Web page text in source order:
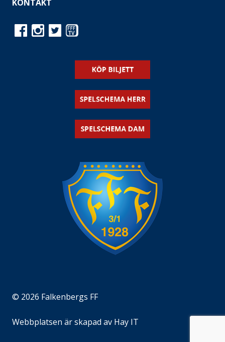
KONTAKT
© 2026 Falkenbergs FF
Webbplatsen är skapad av Hay IT